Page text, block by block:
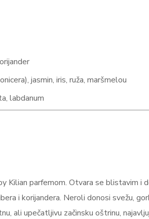
jasmin, iris, ruža, maršmelou
labdanum
Kilian parfemom. Otvara se blistavim i
i korijandera. Neroli donosi svežu,
ali upečatljivu začinsku oštrinu,